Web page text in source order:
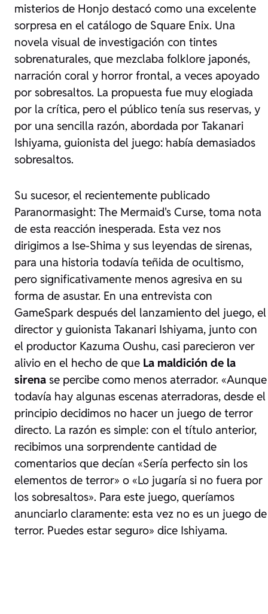
misterios de Honjo destacó como una excelente
sorpresa en el catálogo de Square Enix. Una
novela visual de investigación con tintes
sobrenaturales, que mezclaba folklore japonés,
narración coral y horror frontal, a veces apoyado
por sobresaltos. La propuesta fue muy elogiada
por la crítica, pero el público tenía sus reservas, y
por una sencilla razón, abordada por Takanari
Ishiyama, guionista del juego: había demasiados
sobresaltos.
Su sucesor, el recientemente publicado
Paranormasight: The Mermaid's Curse, toma nota
de esta reacción inesperada. Esta vez nos
dirigimos a Ise-Shima y sus leyendas de sirenas,
para una historia todavía teñida de ocultismo,
pero significativamente menos agresiva en su
forma de asustar. En una entrevista con
GameSpark después del lanzamiento del juego, el
director y guionista Takanari Ishiyama, junto con
el productor Kazuma Oushu, casi parecieron ver
alivio en el hecho de que La maldición de la
sirena se percibe como menos aterrador. «Aunque
todavía hay algunas escenas aterradoras, desde el
principio decidimos no hacer un juego de terror
directo. La razón es simple: con el título anterior,
recibimos una sorprendente cantidad de
comentarios que decían «Sería perfecto sin los
elementos de terror» o «Lo jugaría si no fuera por
los sobresaltos». Para este juego, queríamos
anunciarlo claramente: esta vez no es un juego de
terror. Puedes estar seguro» dice Ishiyama.